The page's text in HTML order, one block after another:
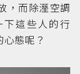
，而除溼空調
這些人的行
態呢？